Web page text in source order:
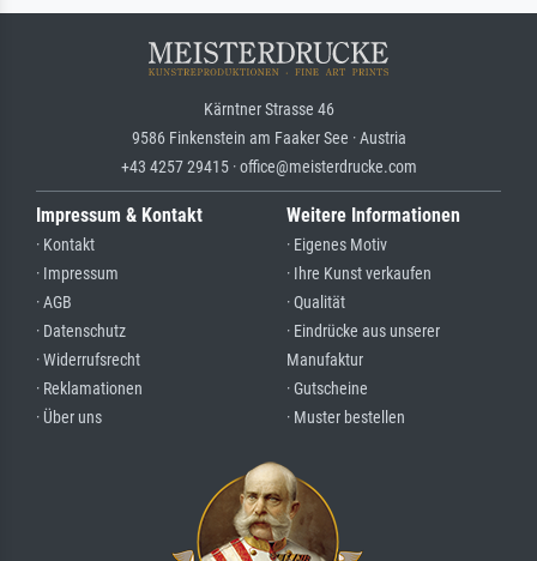
Kärntner Strasse 46
9586 Finkenstein am Faaker See · Austria
+43 4257 29415 · office@meisterdrucke.com
Impressum & Kontakt
· Kontakt
· Impressum
· AGB
· Datenschutz
· Widerrufsrecht
· Reklamationen
· Über uns
Weitere Informationen
· Eigenes Motiv
· Ihre Kunst verkaufen
· Qualität
· Eindrücke aus unserer
Manufaktur
· Gutscheine
· Muster bestellen